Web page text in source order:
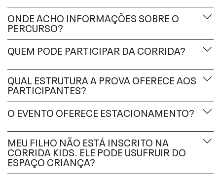
ONDE ACHO INFORMAÇÕES SOBRE O
PERCURSO?
QUEM PODE PARTICIPAR DA CORRIDA?
QUAL ESTRUTURA A PROVA OFERECE AOS
PARTICIPANTES?
O EVENTO OFERECE ESTACIONAMENTO?
MEU FILHO NÃO ESTÁ INSCRITO NA
CORRIDA KIDS. ELE PODE USUFRUIR DO
ESPAÇO CRIANÇA?